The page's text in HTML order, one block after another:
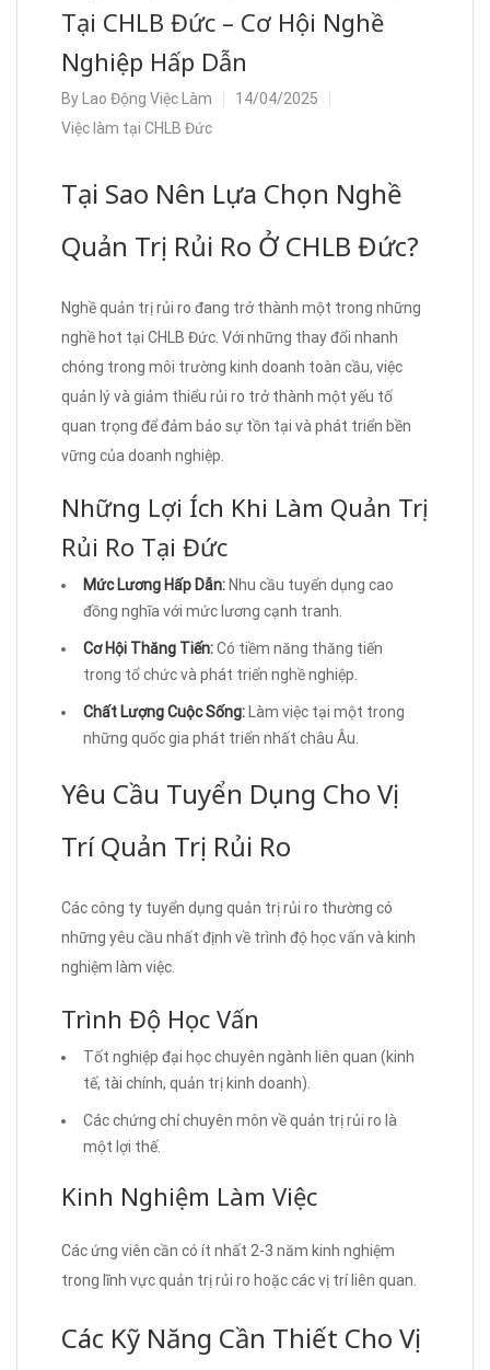
Tại CHLB Đức – Cơ Hội Nghề
Nghiệp Hấp Dẫn
By Lao Động Việc Làm
14/04/2025
Việc làm tại CHLB Đức
Tại Sao Nên Lựa Chọn Nghề
Quản Trị Rủi Ro Ở CHLB Đức?
Nghề quản trị rủi ro đang trở thành một trong những
nghề hot tại CHLB Đức. Với những thay đổi nhanh
chóng trong môi trường kinh doanh toàn cầu, việc
quản lý và giảm thiểu rủi ro trở thành một yếu tố
quan trọng để đảm bảo sự tồn tại và phát triển bền
vững của doanh nghiệp.
Những Lợi Ích Khi Làm Quản Trị
Rủi Ro Tại Đức
Mức Lương Hấp Dẫn: Nhu cầu tuyển dụng cao
đồng nghĩa với mức lương cạnh tranh.
Cơ Hội Thăng Tiến:Có tiềm năng thăng tiến
trong tổ chức và phát triển nghề nghiệp.
Chất Lượng Cuộc Sống: Làm việc tại một trong
những quốc gia phát triển nhất châu Âu.
Yêu Cầu Tuyển Dụng Cho Vị
Trí Quản Trị Rủi Ro
Các công ty tuyển dụng quản trị rủi ro thường có
những yêu cầu nhất định về trình độ học vấn và kinh
nghiệm làm việc.
Trình Độ Học Vấn
Tốt nghiệp đại học chuyên ngành liên quan (kinh
tế, tài chính, quản trị kinh doanh).
Các chứng chỉ chuyên môn về quản trị rủi ro là
một lợi thế.
Kinh Nghiệm Làm Việc
Các ứng viên cần có ít nhất 2-3 năm kinh nghiệm
trong lĩnh vực quản trị rủi ro hoặc các vị trí liên quan.
Các Kỹ Năng Cần Thiết Cho Vị